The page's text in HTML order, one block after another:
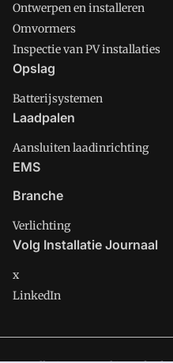
Ontwerpen en installeren
Omvormers
Inspectie van PV installaties
Opslag
Batterijsystemen
Laadpalen
Aansluiten laadinrichting
EMS
Branche
Verlichting
Volg Installatie Journaal
x
LinkedIn